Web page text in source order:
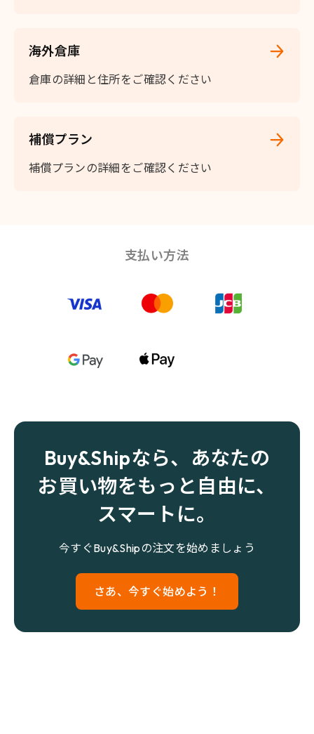
海外倉庫
倉庫の詳細と住所をご確認ください
補償プラン
補償プランの詳細をご確認ください
支払い方法
Buy&Shipなら、あなたの
お買い物をもっと自由に、
スマートに。
今すぐBuy&Shipの注文を始めましょう
さあ、今すぐ始めよう！